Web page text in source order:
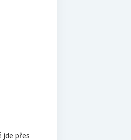
jde přes